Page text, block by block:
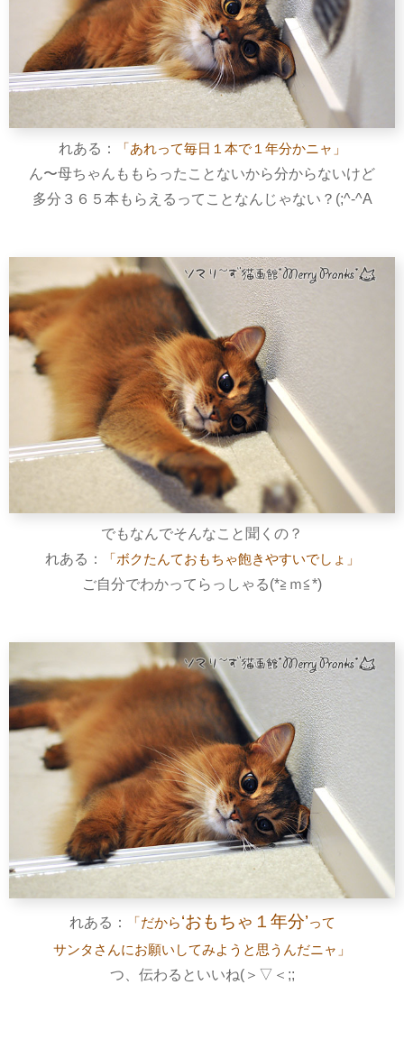
れある：
「あれって毎日１本で１年分かニャ」
ん〜母ちゃんももらったことないから分からないけど
多分３６５本もらえるってことなんじゃない？(;^-^A
でもなんでそんなこと聞くの？
れある：
「ボクたんておもちゃ飽きやすいでしょ」
ご自分でわかってらっしゃる(*≧ｍ≦*)
れある： 「だから‘おもちゃ１年分’って
サンタさんにお願いしてみようと思うんだニャ」
つ、伝わるといいね(＞▽＜;;